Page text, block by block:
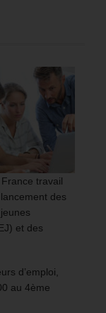
travail
des
et des
d’emploi,
au 4ème